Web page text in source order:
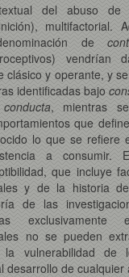
del abuso
multifactorial.
de
vendrían
clásico y operante, y
identificadas bajo
conducta, mientras
que
lo que se refiere
a consumir.
que incluye
y de la historia
de las
exclusivamente
no se pueden
la vulnerabilidad de
desarrollo de cualquier